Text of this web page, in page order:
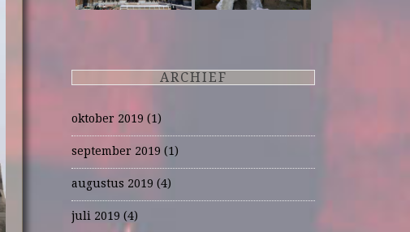
ARCHIEF
oktober 2019 (1)
september 2019 (1)
augustus 2019 (4)
juli 2019 (4)